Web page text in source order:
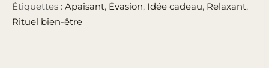
Étiquettes : Apaisant, Évasion, Idée cadeau, Relaxant,
Rituel bien-être